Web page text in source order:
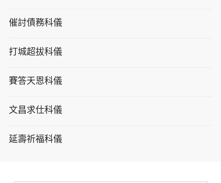
催討債務科儀
打城超拔科儀
賽答天恩科儀
文昌求仕科儀
延壽祈福科儀